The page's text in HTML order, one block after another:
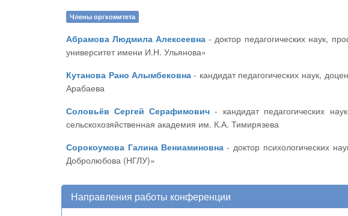
Члены оргкомитета
Абрамова Людмила Алексеевна
университет имени И.Н. Ульянова»
Кутанова Рано Алымбековна
Арабаева
Соловьёв Сергей Серафимович
сельскохозяйственная академия им. К.А. Тимирязева
Сорокоумова Галина Вениаминовна
Добролюбова (НГЛУ)»
Направления работы конференции